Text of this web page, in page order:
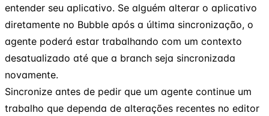
entender seu aplicativo. Se alguém alterar o aplicativo
diretamente no Bubble após a última sincronização, o
agente poderá estar trabalhando com um contexto
desatualizado até que a branch seja sincronizada
novamente.
Sincronize antes de pedir que um agente continue um
trabalho que dependa de alterações recentes no editor